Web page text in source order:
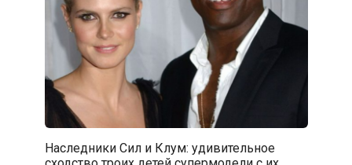
Наследники Сил и Клум: удивительное